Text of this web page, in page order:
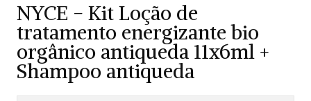
NYCE - Kit Loção de
tratamento energizante bio
orgânico antiqueda 11x6ml +
Shampoo antiqueda